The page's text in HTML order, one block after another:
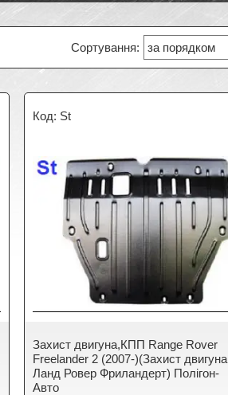
St
Захист двигуна,КПП Range Rover
Freelander 2 (2007-)(Захист двигуна
Ланд Ровер Фриландерт) Полігон-
Авто